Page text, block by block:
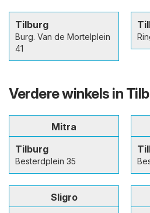
Tilburg
Burg. Van de Mortelplein
41
Verdere winkels in
Mitra
Tilburg
Besterdplein 35
Sligro